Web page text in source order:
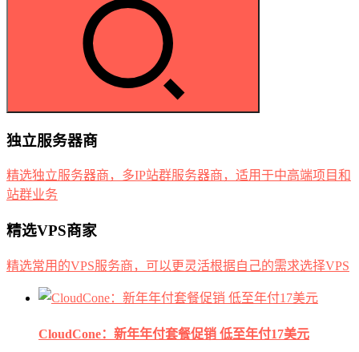
独立服务器商
精选独立服务器商，多IP站群服务器商，适用于中高端项目和
站群业务
精选VPS商家
精选常用的VPS服务商，可以更灵活根据自己的需求选择VPS
CloudCone：新年年付套餐促销 低至年付17美元